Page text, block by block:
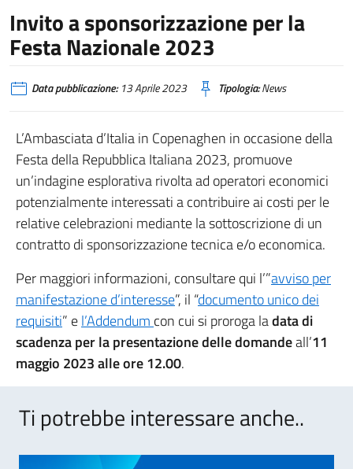
Invito a sponsorizzazione per la
Festa Nazionale 2023
Data pubblicazione:13 Aprile 2023 Tipologia:News
L’Ambasciata d’Italia in Copenaghen in occasione della
Festa della Repubblica Italiana 2023, promuove
un’indagine esplorativa rivolta ad operatori economici
potenzialmente interessati a contribuire ai costi per le
relative celebrazioni mediante la sottoscrizione di un
contratto di sponsorizzazione tecnica e/o economica.
Per maggiori informazioni, consultare qui l’”avviso per
manifestazione d’interesse”, il “documento unico dei
requisiti” el’Addendum con cui si proroga ladata di
scadenza per la presentazione delle domandeall’11
maggio 2023 alle ore 12.00.
Ti potrebbe interessare anche..